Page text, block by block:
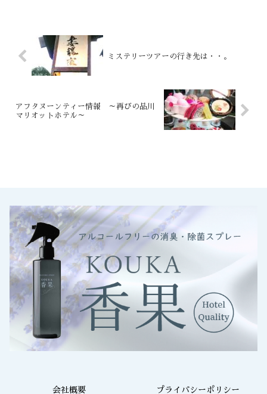
ミステリーツアーの行き先は・・。
アフタヌーンティー情報 ～再びの品川
マリオットホテル～
会社概要 プライバシーポリシー